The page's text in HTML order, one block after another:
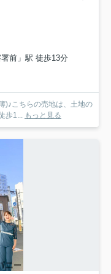
前」駅 徒歩13分
)♪こちらの売地は、土地の
歩1...
もっと見る